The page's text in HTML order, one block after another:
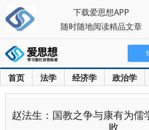
首页 法学 经济学 政治学
赵法生：国教之争与康有为儒
败
下载爱思想APP
随时随地阅读精品文章